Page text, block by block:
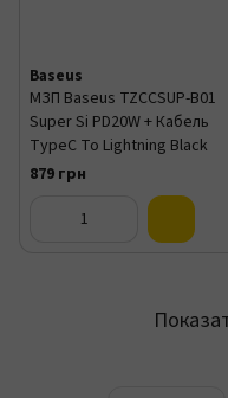
Baseus
МЗП Baseus TZCCSUP-B01
Super Si PD20W + Кабель
TypeC To Lightning Black
879 грн